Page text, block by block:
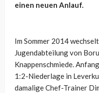
einen neuen Anlauf.
Im Sommer 2014
Jugendabteilung von
Knappenschmiede.
1:2-Niederlage in
damalige Chef-Trainer